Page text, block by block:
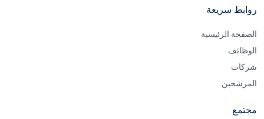
روابط سريعة
الصفحة الرئيسية
الوظائف
شركات
المرشحين
مجتمع